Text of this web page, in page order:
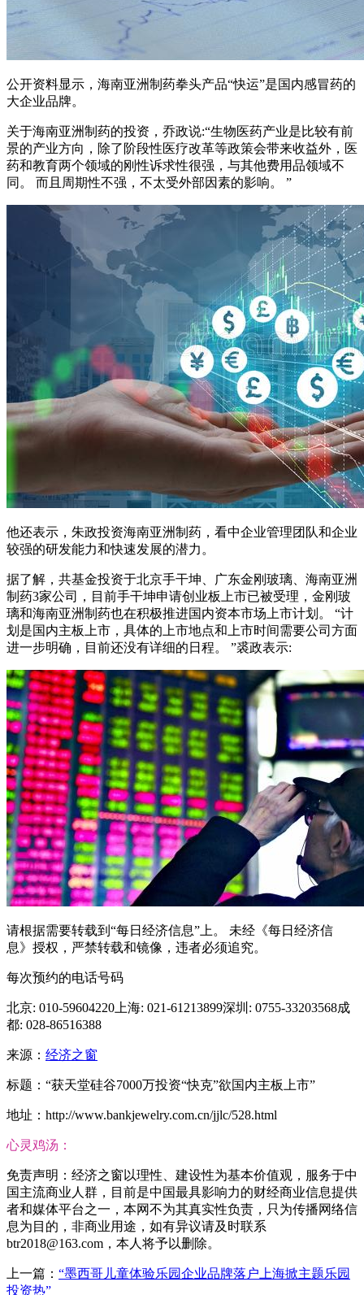
公开资料显示，海南亚洲制药拳头产品“快运”是国内感冒药的
大企业品牌。
关于海南亚洲制药的投资，乔政说:“生物医药产业是比较有前
景的产业方向，除了阶段性医疗改革等政策会带来收益外，医
药和教育两个领域的刚性诉求性很强，与其他费用品领域不
同。 而且周期性不强，不太受外部因素的影响。 ”
他还表示，朱政投资海南亚洲制药，看中企业管理团队和企业
较强的研发能力和快速发展的潜力。
据了解，共基金投资于北京手干坤、广东金刚玻璃、海南亚洲
制药3家公司，目前手干坤申请创业板上市已被受理，金刚玻
璃和海南亚洲制药也在积极推进国内资本市场上市计划。 “计
划是国内主板上市，具体的上市地点和上市时间需要公司方面
进一步明确，目前还没有详细的日程。 ”裘政表示:
请根据需要转载到“每日经济信息”上。 未经《每日经济信
息》授权，严禁转载和镜像，违者必须追究。
每次预约的电话号码
北京: 010-59604220上海: 021-61213899深圳: 0755-33203568成
都: 028-86516388
来源： 经济之窗
标题：“获天堂硅谷7000万投资“快克”欲国内主板上市”
地址：http://www.bankjewelry.com.cn/jjlc/528.html
心灵鸡汤：
免责声明：经济之窗以理性、建设性为基本价值观，服务于中
国主流商业人群，目前是中国最具影响力的财经商业信息提供
者和媒体平台之一，本网不为其真实性负责，只为传播网络信
息为目的，非商业用途，如有异议请及时联系
btr2018@163.com，本人将予以删除。
上一篇： “墨西哥儿童体验乐园企业品牌落户上海掀主题乐园
投资热”